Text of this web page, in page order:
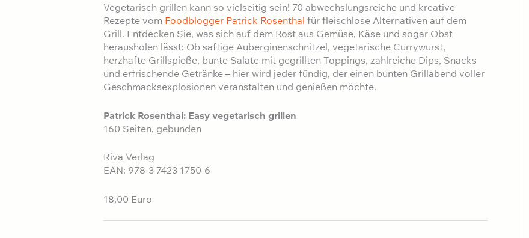
Vegetarisch grillen kann so vielseitig sein! 70 abwechslungsreiche und kreative
Rezepte vom Foodblogger Patrick Rosenthal für fleischlose Alternativen auf dem
Grill. Entdecken Sie, was sich auf dem Rost aus Gemüse, Käse und sogar Obst
herausholen lässt: Ob saftige Auberginenschnitzel, vegetarische Currywurst,
herzhafte Grillspieße, bunte Salate mit gegrillten Toppings, zahlreiche Dips, Snacks
und erfrischende Getränke – hier wird jeder fündig, der einen bunten Grillabend voller
Geschmacksexplosionen veranstalten und genießen möchte.
Patrick Rosenthal: Easy vegetarisch grillen
160 Seiten, gebunden
Riva Verlag
EAN: 978-3-7423-1750-6
18,00 Euro